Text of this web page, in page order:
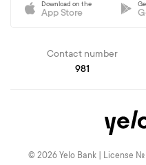
Download on the
App Store
Contact number
981
© 2026 Yelo Bank | License №